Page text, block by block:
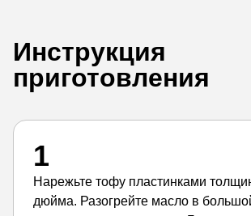
Инструкция
приготовления
1
Нарежьте тофу пластинками
дюйма. Разогрейте масло в